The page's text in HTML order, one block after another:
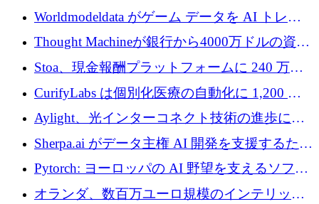
Worldmodeldata がゲーム データを AI トレー
ニングに変えるために 700 万ポンドを獲得
Thought Machineが銀行から4000万ドルの資金
調達、年間収益1億ドルを突破
Stoa、現金報酬プラットフォームに 240 万ド
ルを確保
CurifyLabs は個別化医療の自動化に 1,200 万
ユーロを寄付
Aylight、光インターコネクト技術の進歩に向
けて450万ユーロのプレシードラウンドを終了
Sherpa.ai がデータ主権 AI 開発を支援するため
に 1,800 万ドルを調達
Pytorch: ヨーロッパの AI 野望を支えるソフト
ウェア層
オランダ、数百万ユーロ規模のインテリック